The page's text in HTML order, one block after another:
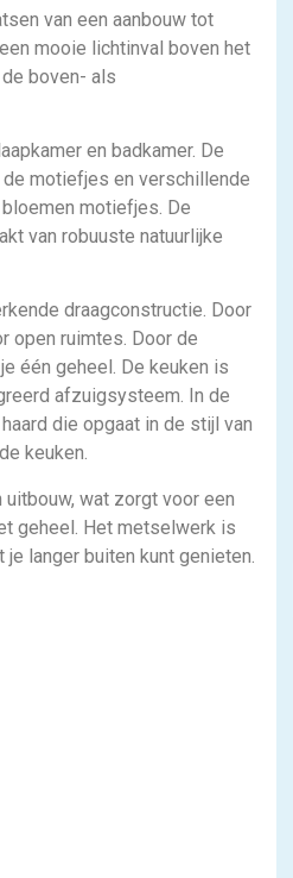
van een aanbouw tot
mooie lichtinval boven het
boven- als
en badkamer. De
motiefjes en verschillende
motiefjes. De
van robuuste natuurlijke
draagconstructie. Door
open ruimtes. Door de
één geheel. De keuken is
afzuigsysteem. In de
die opgaat in de stijl van
keuken.
wat zorgt voor een
geheel. Het metselwerk is
langer buiten kunt genieten.